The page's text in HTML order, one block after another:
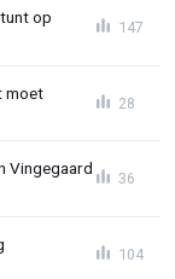
op
147
moet
28
Vingegaard
36
104